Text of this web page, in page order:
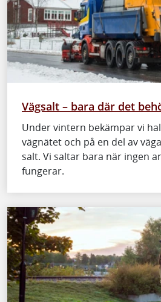
Vägsalt – bara där det
Under vintern bekämpar vi
vägnätet och på en del av
salt. Vi saltar bara när ingen
fungerar.